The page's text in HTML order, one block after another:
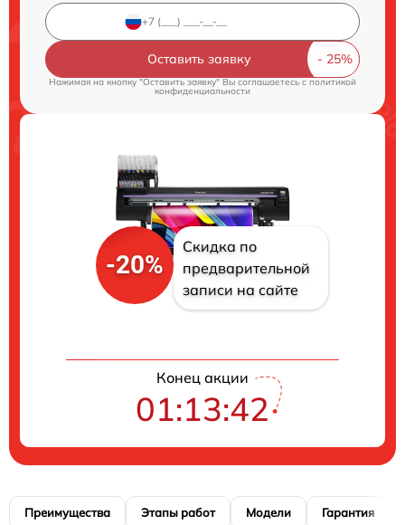
Оставить заявку
Нажимая на кнопку "Оставить заявку" Вы соглашаетесь cполитикой
конфиденциальности
-20%
Скидка по
предварительной
записи на сайте
Конец акции
01:13:42
Преимущества Этапы работ Модели Гарантия